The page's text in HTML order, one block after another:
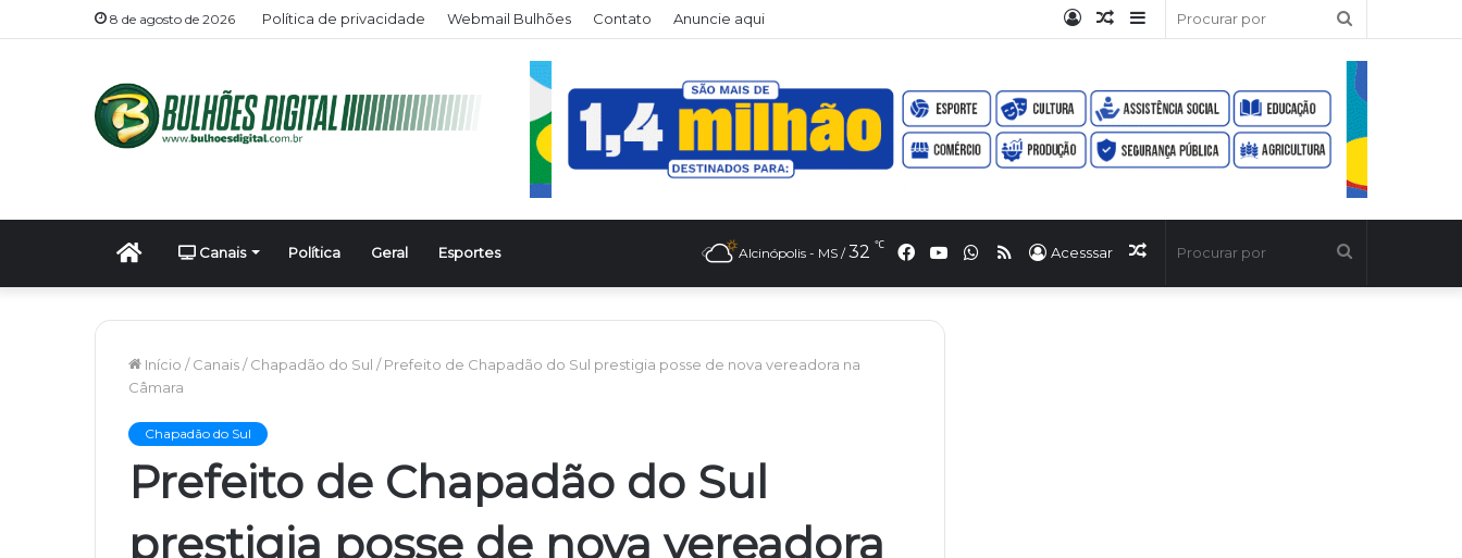
8 de agosto de 2026 Política de privacidade Webmail Bulhões Contato Anuncie aqui
por
Barra
Artigo
Entrar
Início Canais Política Geral Esportes Artigo
Acesssar
RSS
WhatsApp
YouTube
Facebook
Alcinópolis - MS / 32 ℃
Início / Canais/ Chapadão do Sul / Prefeito de Chapadão do Sul prestigia posse de nova vereadora na
Câmara
Chapadão do Sul
Prefeito de Chapadão do Sul
prestigia posse de nova vereadora